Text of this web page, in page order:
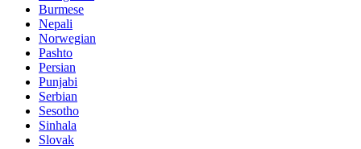
Burmese
Nepali
Norwegian
Pashto
Persian
Punjabi
Serbian
Sesotho
Sinhala
Slovak